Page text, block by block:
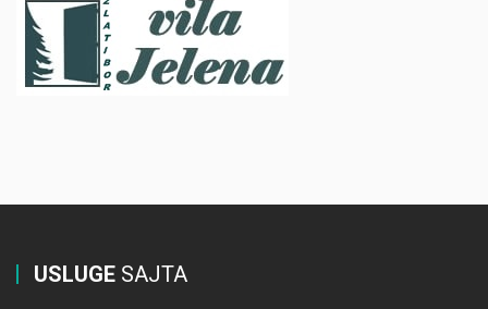
USLUGE SAJTA